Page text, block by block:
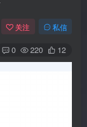
关注 私信
0 220 12